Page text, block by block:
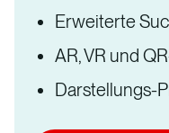
Erweiterte
AR, VR und
Darstellungs-